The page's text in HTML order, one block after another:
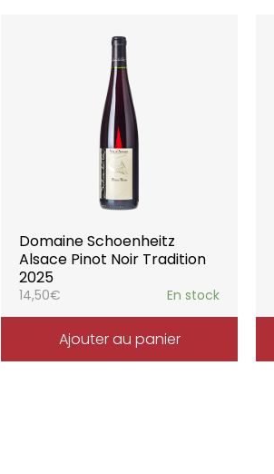
Domaine Schoenheitz
Alsace Pinot Noir Tradition
2025
14,50€ En stock
Ajouter au panier